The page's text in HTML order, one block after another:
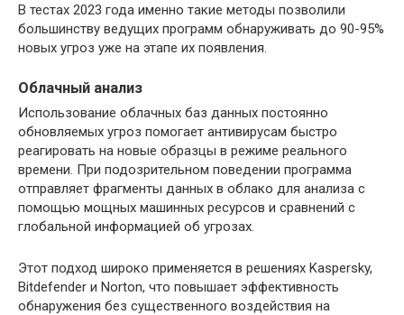
В тестах 2023 года именно такие методы позволили
большинству ведущих программ обнаруживать до 90-95%
новых угроз уже на этапе их появления.
Облачный анализ
Использование облачных баз данных постоянно
обновляемых угроз помогает антивирусам быстро
реагировать на новые образцы в режиме реального
времени. При подозрительном поведении программа
отправляет фрагменты данных в облако для анализа с
помощью мощных машинных ресурсов и сравнений с
глобальной информацией об угрозах.
Этот подход широко применяется в решениях Kaspersky,
Bitdefender и Norton, что повышает эффективность
обнаружения без существенного воздействия на